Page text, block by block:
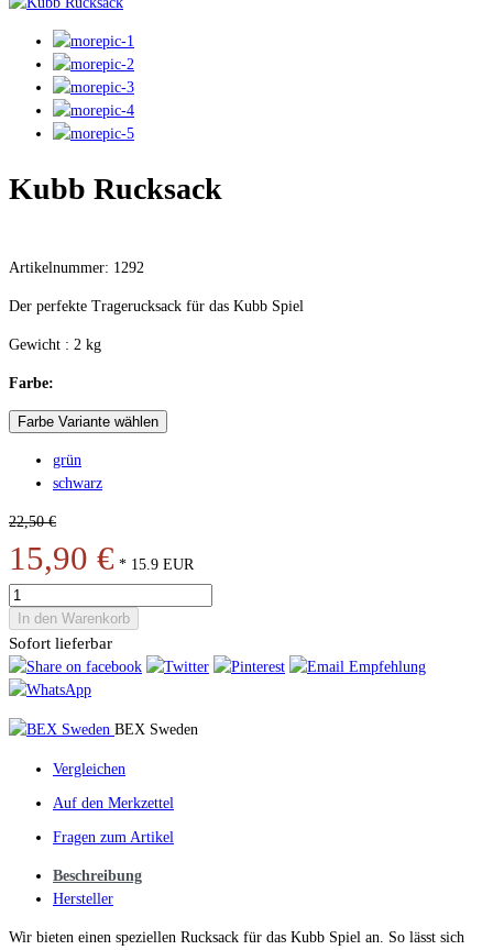
Kubb Rucksack
Artikelnummer: 1292
Der perfekte Tragerucksack für das Kubb Spiel
Gewicht : 2 kg
Farbe:
Farbe Variante wählen
grün
schwarz
22,50 €
15,90 € * 15.9 EUR
In den Warenkorb
Sofort lieferbar
BEX Sweden
Vergleichen
Auf den Merkzettel
Fragen zum Artikel
Beschreibung
Hersteller
Wir bieten einen speziellen Rucksack für das Kubb Spiel an. So lässt sich